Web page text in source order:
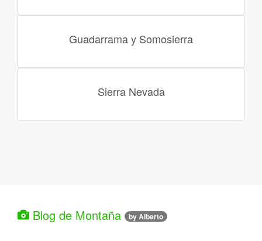
Guadarrama y Somosierra
Sierra Nevada
Blog de Montaña by Alberto